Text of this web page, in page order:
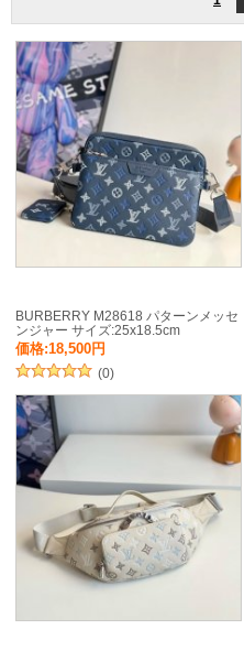
BURBERRY M28618 パターンメッセ
ンジャー サイズ:25x18.5cm
価格:18,500円
(0)